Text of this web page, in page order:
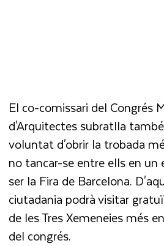
El co-comissari del Congrés
d'Arquitectes subratlla
voluntat d'obrir la trobada
no tancar-se entre ells en un
ser la Fira de Barcelona.
ciutadania podrà visitar
de les Tres Xemeneies més
del congrés.